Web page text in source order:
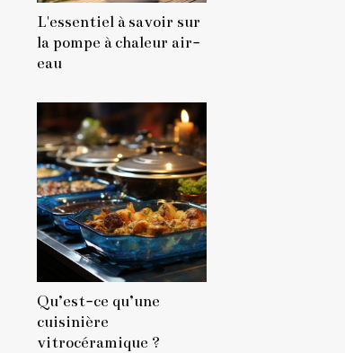
L'essentiel à savoir sur
la pompe à chaleur air-
eau
Qu’est-ce qu’une
cuisinière
vitrocéramique ?